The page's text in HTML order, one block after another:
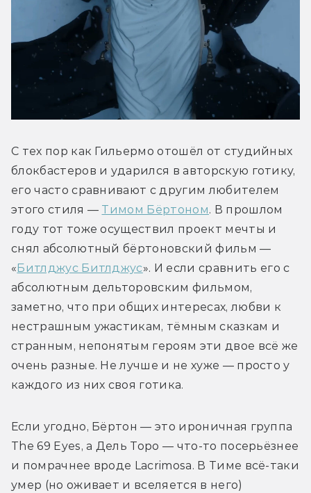
С тех пор как Гильермо отошёл от студийных
блокбастеров и ударился в авторскую готику,
его часто сравнивают с другим любителем
этого стиля — Тимом Бёртоном. В прошлом
году тот тоже осуществил проект мечты и
снял абсолютный бёртоновский фильм —
«Битлджус Битлджус». И если сравнить его с
абсолютным дельторовским фильмом,
заметно, что при общих интересах, любви к
нестрашным ужастикам, тёмным сказкам и
странным, непонятым героям эти двое всё же
очень разные. Не лучше и не хуже — просто у
каждого из них своя готика.
Если угодно, Бёртон — это ироничная группа
The 69 Eyes, а Дель Торо — что-то посерьёзнее
и помрачнее вроде Lacrimosa. В Тиме всё-таки
умер (но оживает и вселяется в него)